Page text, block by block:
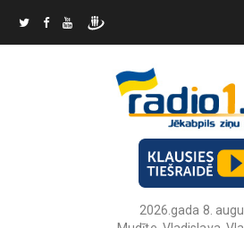
2026.gada 8.